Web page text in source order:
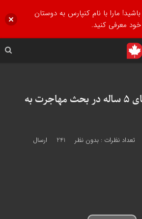
ماجرای پریودهای 5 ساله در بحث مهاجرت به
تعداد نظرات : بدون نظر
ارسال
مارا با نام کنپارس به دوستان
خود معرفی کنید.